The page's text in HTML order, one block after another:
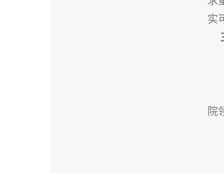
实
院